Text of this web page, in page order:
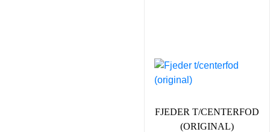
FJEDER T/CENTERFOD
(ORIGINAL)